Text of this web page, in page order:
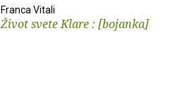
Franca Vitali
Život svete Klare : [bojanka]